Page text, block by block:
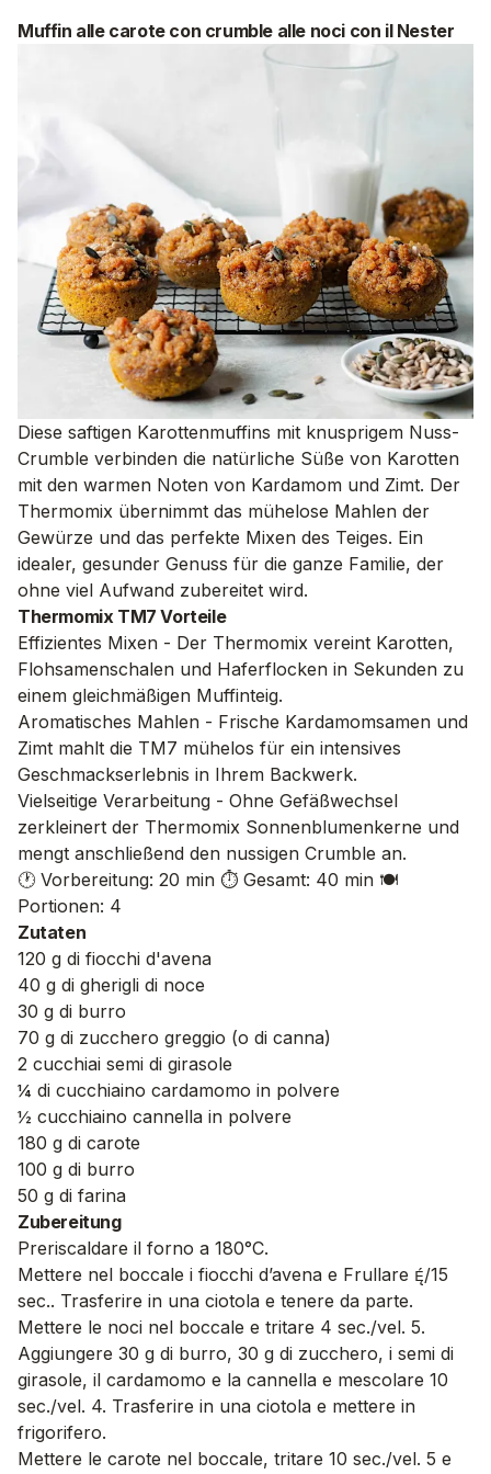
Muffin alle carote con crumble alle noci con il Nester
Diese saftigen Karottenmuffins mit knusprigem Nuss-
Crumble verbinden die natürliche Süße von Karotten
mit den warmen Noten von Kardamom und Zimt. Der
Thermomix übernimmt das mühelose Mahlen der
Gewürze und das perfekte Mixen des Teiges. Ein
idealer, gesunder Genuss für die ganze Familie, der
ohne viel Aufwand zubereitet wird.
Thermomix TM7 Vorteile
Effizientes Mixen - Der Thermomix vereint Karotten,
Flohsamenschalen und Haferflocken in Sekunden zu
einem gleichmäßigen Muffinteig.
Aromatisches Mahlen - Frische Kardamomsamen und
Zimt mahlt die TM7 mühelos für ein intensives
Geschmackserlebnis in Ihrem Backwerk.
Vielseitige Verarbeitung - Ohne Gefäßwechsel
zerkleinert der Thermomix Sonnenblumenkerne und
mengt anschließend den nussigen Crumble an.
🕐 Vorbereitung: 20 min ⏱️ Gesamt: 40 min 🍽️
Portionen: 4
Zutaten
120 g di fiocchi d'avena
40 g di gherigli di noce
30 g di burro
70 g di zucchero greggio (o di canna)
2 cucchiai semi di girasole
¼ di cucchiaino cardamomo in polvere
½ cucchiaino cannella in polvere
180 g di carote
100 g di burro
50 g di farina
Zubereitung
Preriscaldare il forno a 180°C.
Mettere nel boccale i fiocchi d’avena e Frullare /15
sec.. Trasferire in una ciotola e tenere da parte.
Mettere le noci nel boccale e tritare 4 sec./vel. 5.
Aggiungere 30 g di burro, 30 g di zucchero, i semi di
girasole, il cardamomo e la cannella e mescolare 10
sec./vel. 4. Trasferire in una ciotola e mettere in
frigorifero.
Mettere le carote nel boccale, tritare 10 sec./vel. 5 e